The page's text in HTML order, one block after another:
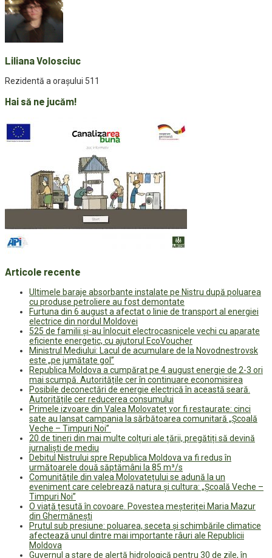
Liliana Volosciuc
Rezidentă a orașului 511
Hai să ne jucăm!
Articole recente
Ultimele baraje absorbante instalate pe Nistru după poluarea
cu produse petroliere au fost demontate
Furtuna din 6 august a afectat o linie de transport al energiei
electrice din nordul Moldovei
525 de familii și-au înlocuit electrocasnicele vechi cu aparate
eficiente energetic, cu ajutorul EcoVoucher
Ministrul Mediului: Lacul de acumulare de la Novodnestrovsk
este „pe jumătate gol”
Republica Moldova a cumpărat pe 4 august energie de 2-3 ori
mai scumpă. Autoritățile cer în continuare economisirea
Posibile deconectări de energie electrică în această seară.
Autoritățile cer reducerea consumului
Primele izvoare din Valea Molovateț vor fi restaurate: cinci
sate au lansat campania la sărbătoarea comunitară „Școală
Veche – Timpuri Noi”
20 de tineri din mai multe colțuri ale țării, pregătiți să devină
jurnaliști de mediu
Debitul Nistrului spre Republica Moldova va fi redus în
următoarele două săptămâni la 85 m³/s
Comunitățile din valea Molovatețului se adună la un
eveniment care celebrează natura și cultura: „Școală Veche –
Timpuri Noi”
O viață țesută în covoare. Povestea meșteriței Maria Mazur
din Ghermănești
Prutul sub presiune: poluarea, seceta și schimbările climatice
afectează unul dintre mai importante râuri ale Republicii
Moldova
Guvernul a stare de alertă hidrologică pentru 30 de zile, în